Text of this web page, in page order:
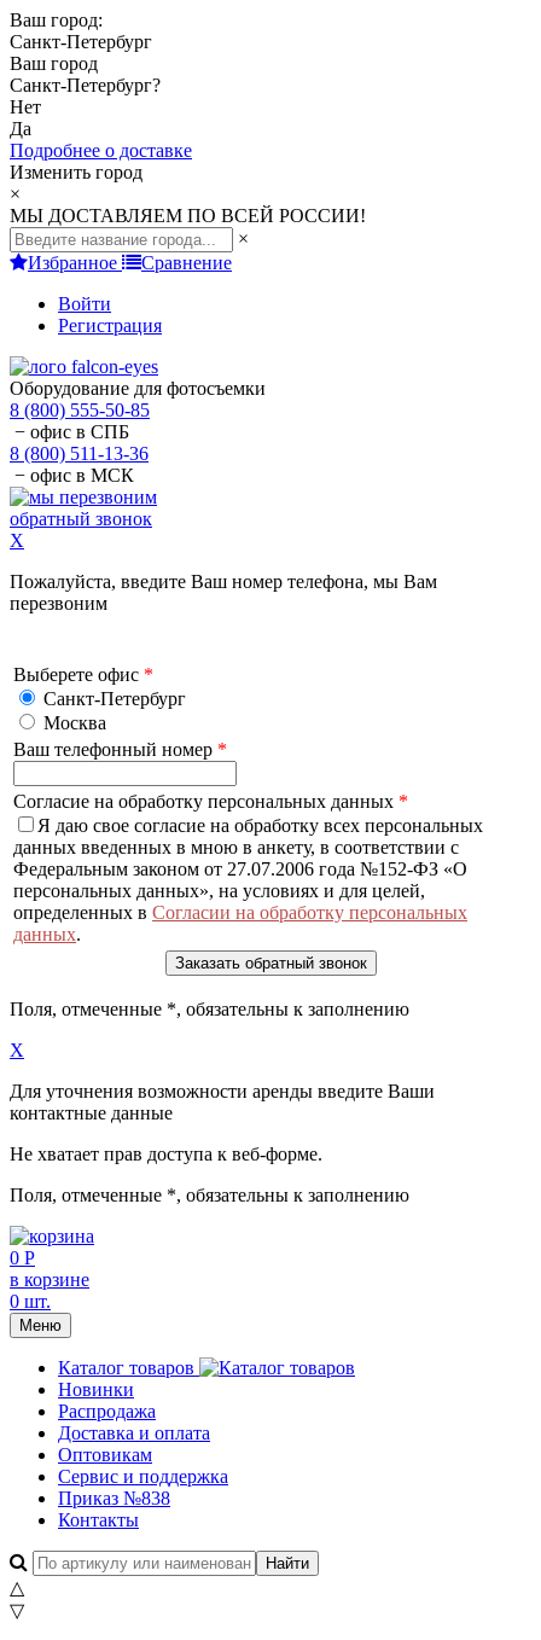
Ваш город:
Санкт-Петербург
Ваш город
Санкт-Петербург?
Нет
Да
Подробнее о доставке
Изменить город
×
МЫ ДОСТАВЛЯЕМ ПО ВСЕЙ РОССИИ!
×
Избранное
Сравнение
Войти
Регистрация
Оборудование для фотосъемки
8 (800) 555-50-85
− офис в СПБ
8 (800) 511-13-36
− офис в МСК
обратный звонок
X
Пожалуйста, введите Ваш номер телефона, мы Вам
перезвоним
Выберете офис *
Санкт-Петербург
Москва
Ваш телефонный номер *
Согласие на обработку персональных данных *
Я даю свое согласие на обработку всех персональных
данных введенных в мною в анкету, в соответствии с
Федеральным законом от 27.07.2006 года №152-ФЗ «О
персональных данных», на условиях и для целей,
определенных в Согласии на обработку персональных
данных.
Поля, отмеченные *, обязательны к заполнению
X
Для уточнения возможности аренды введите Ваши
контактные данные
Не хватает прав доступа к веб-форме.
Поля, отмеченные *, обязательны к заполнению
0 Р
в корзине
0 шт.
Меню
Каталог товаров
Новинки
Распродажа
Доставка и оплата
Оптовикам
Сервис и поддержка
Приказ №838
Контакты
△
▽